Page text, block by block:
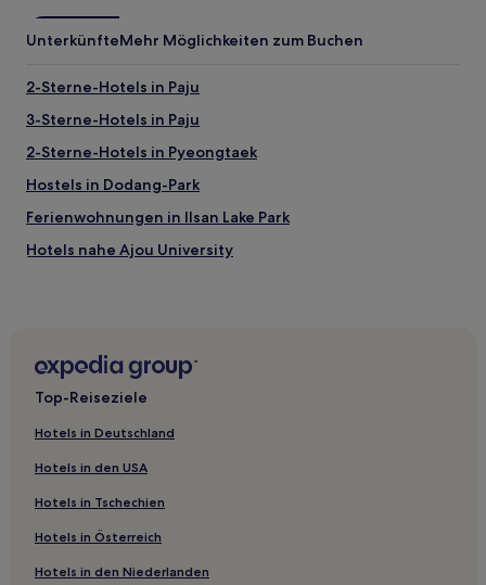
UnterkünfteMehr Möglichkeiten zum Buchen
2-Sterne-Hotels in Paju
3-Sterne-Hotels in Paju
2-Sterne-Hotels in Pyeongtaek
Hostels in Dodang-Park
Ferienwohnungen in Ilsan Lake Park
Hotels nahe Ajou University
Hotels nahe Kyonggi University
Hotels nahe Avenue France Gwanggyo
Hwaseong Hotels
Gyeonggi: Hotels
Hotels nahe Stadion Suwon
Anyang Hotels
Goyang Hotels
Top-Reiseziele
Hotels in Deutschland
Hotels in den USA
Hotels in Tschechien
Hotels in Österreich
Hotels in den Niederlanden